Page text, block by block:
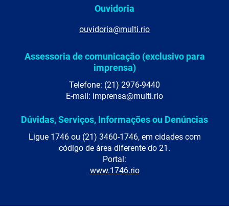
Ouvidoria
ouvidoria@multi.rio
Assessoria de comunicação (exclusivo para
imprensa)
Telefone: (21) 2976-9440
E-mail: imprensa@multi.rio
Dúvidas, Serviços, Informações ou Denúncias
Ligue 1746 ou (21) 3460-1746, em cidades com
código de área diferente do 21.
Portal:
www.1746.rio